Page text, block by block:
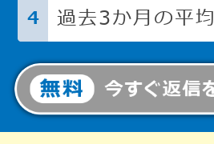
4 過去3か月の平